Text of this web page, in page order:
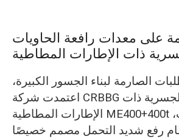
على معدات رافعة الحاويات
ذات الإطارات المطاطية
الصارمة لبناء الجسور الكبيرة،
اعتمدت شركة CRBBG رافعة الحاويات الجسرية ذات
الإطارات المطاطية ME400+400t ثنائية العربات،
رفع شديد التحمل مصمم خصيصًا